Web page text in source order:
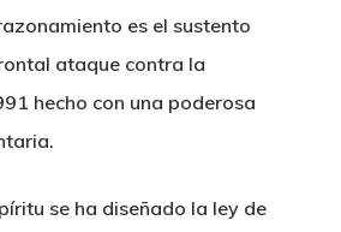
es el sustento
ataque contra la
hecho con una poderosa
se ha diseñado la ley de